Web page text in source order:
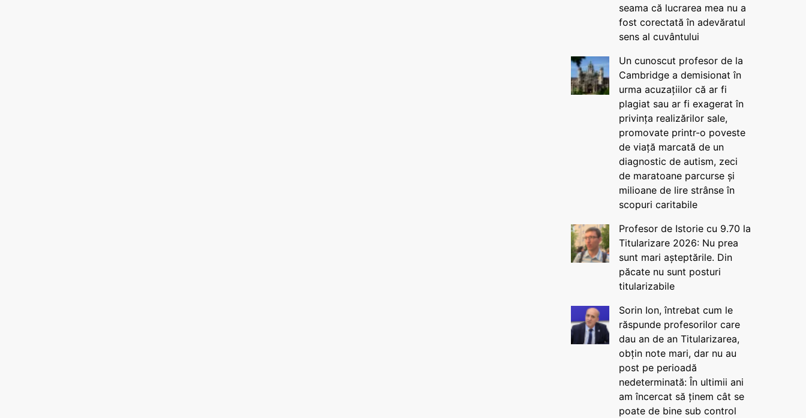
seama că lucrarea mea nu a
fost corectată în adevăratul
sens al cuvântului
Un cunoscut profesor de la
Cambridge a demisionat în
urma acuzațiilor că ar fi
plagiat sau ar fi exagerat în
privința realizărilor sale,
promovate printr-o poveste
de viață marcată de un
diagnostic de autism, zeci
de maratoane parcurse și
milioane de lire strânse în
scopuri caritabile
Profesor de Istorie cu 9.70 la
Titularizare 2026: Nu prea
sunt mari așteptările. Din
păcate nu sunt posturi
titularizabile
Sorin Ion, întrebat cum le
răspunde profesorilor care
dau an de an Titularizarea,
obțin note mari, dar nu au
post pe perioadă
nedeterminată: În ultimii ani
am încercat să ținem cât se
poate de bine sub control